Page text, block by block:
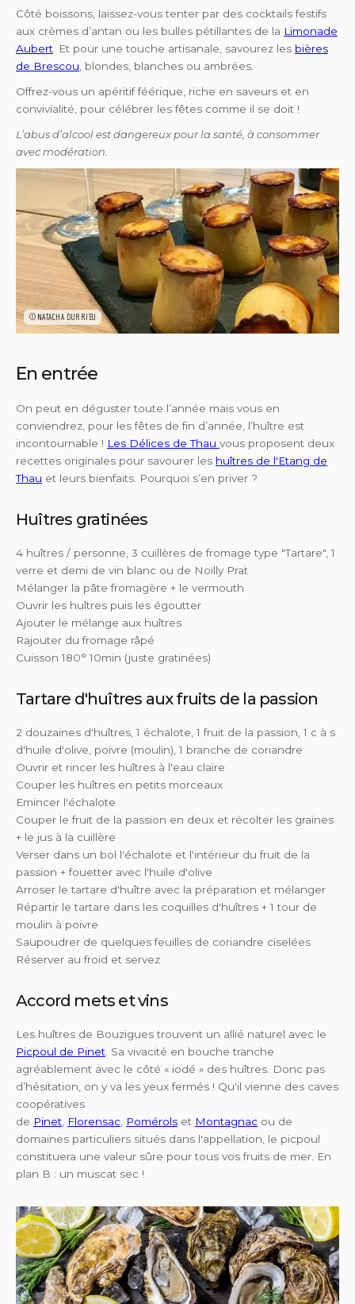
Côté boissons, laissez-vous tenter par des cocktails festifs
aux crèmes d’antan ou les bulles pétillantes de la Limonade
Aubert . Et pour une touche artisanale, savourez les bières
de Brescou , blondes, blanches ou ambrées.
Offrez-vous un apéritif féérique, riche en saveurs et en
convivialité, pour célébrer les fêtes comme il se doit !
L’abus d’alcool est dangereux pour la santé, à consommer
avec modération.
©NATACHA DURRIEU
En entrée
On peut en déguster toute l’année mais vous en
conviendrez, pour les fêtes de fin d’année, l’huître est
incontournable ! Les Délices de Thau vous proposent deux
recettes originales pour savourer les huîtres de l'Etang de
Thau et leurs bienfaits. Pourquoi s’en priver ?
Huîtres gratinées
4 huîtres / personne, 3 cuillères de fromage type "Tartare", 1
verre et demi de vin blanc ou de Noilly Prat
Mélanger la pâte fromagère + le vermouth
Ouvrir les huîtres puis les égoutter
Ajouter le mélange aux huîtres
Rajouter du fromage râpé
Cuisson 180° 10min (juste gratinées)
Tartare d'huîtres aux fruits de la passion
2 douzaines d'huîtres, 1 échalote, 1 fruit de la passion, 1 c à s
d'huile d'olive, poivre (moulin), 1 branche de coriandre
Ouvrir et rincer les huîtres à l'eau claire
Couper les huîtres en petits morceaux
Emincer l'échalote
Couper le fruit de la passion en deux et récolter les graines
+ le jus à la cuillère
Verser dans un bol l'échalote et l'intérieur du fruit de la
passion + fouetter avec l'huile d'olive
Arroser le tartare d'huître avec la préparation et mélanger
Répartir le tartare dans les coquilles d'huîtres + 1 tour de
moulin à poivre
Saupoudrer de quelques feuilles de coriandre ciselées
Réserver au froid et servez
Accord mets et vins
Les huîtres de Bouzigues trouvent un allié naturel avec le
Picpoul de Pinet . Sa vivacité en bouche tranche
agréablement avec le côté « iodé » des huîtres. Donc pas
d’hésitation, on y va les yeux fermés ! Qu'il vienne des caves
coopératives
de Pinet Florensac Pomérols et Montagnac ou de
domaines particuliers situés dans l'appellation, le picpoul
constituera une valeur sûre pour tous vos fruits de mer. En
plan B : un muscat sec !